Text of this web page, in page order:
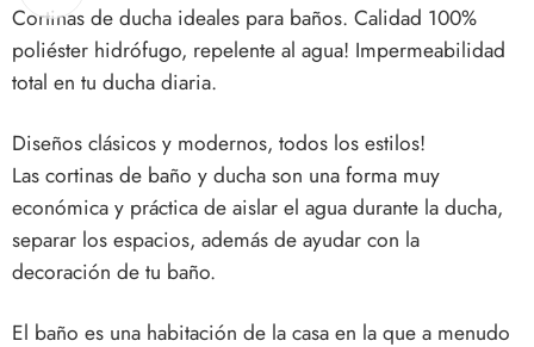
Cortinas de ducha ideales para baños. Calidad 100%
poliéster hidrófugo, repelente al agua! Impermeabilidad
total en tu ducha diaria.
Diseños clásicos y modernos, todos los estilos!
Lascortinas de baño y duchason una forma muy
económica y práctica de aislar el agua durante la ducha,
separar los espacios, además de ayudar con la
decoración de tu baño.
El baño es una habitación de la casa en la que a menudo